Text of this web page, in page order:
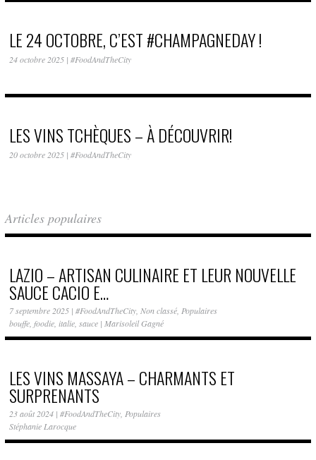
LE 24 OCTOBRE, C’EST #CHAMPAGNEDAY !
24 octobre 2025 | #FoodAndTheCity
LES VINS TCHÈQUES – À DÉCOUVRIR!
20 octobre 2025 | #FoodAndTheCity
Articles populaires
LAZIO – ARTISAN CULINAIRE ET LEUR NOUVELLE
SAUCE CACIO E…
7 septembre 2025 | #FoodAndTheCity Non classé Populaires
bouffe foodie italie sauce | Marisoleil Gagné
LES VINS MASSAYA – CHARMANTS ET
SURPRENANTS
23 août 2024 | #FoodAndTheCity Populaires
Stéphanie Larocque